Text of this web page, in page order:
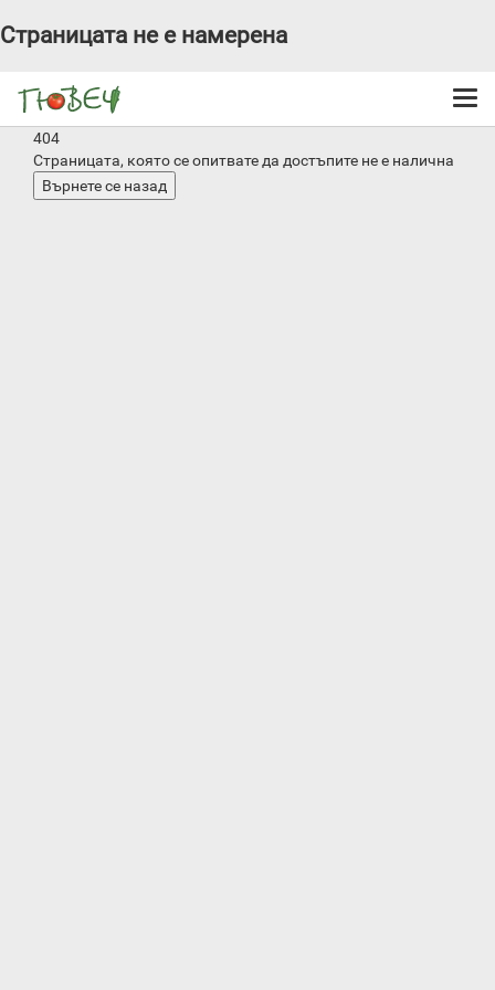
Страницата не е намерена
404
Страницата, която се опитвате да достъпите не е налична
Върнете се назад